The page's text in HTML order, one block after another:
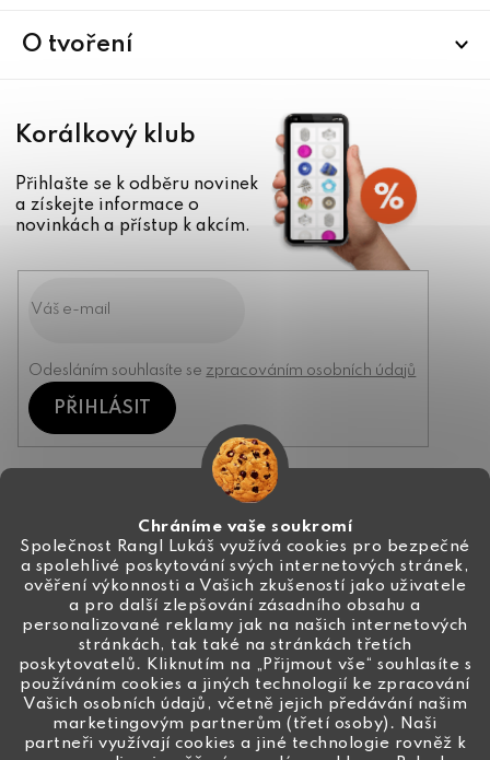
Chráníme vaše soukromí
Společnost Rangl Lukáš využívá cookies pro bezpečné
a spolehlivé poskytování svých internetových stránek,
ověření výkonnosti a Vašich zkušeností jako uživatele
a pro další zlepšování zásadního obsahu a
personalizované reklamy jak na našich internetových
stránkách, tak také na stránkách třetích
poskytovatelů. Kliknutím na „Přijmout vše“ souhlasíte s
používáním cookies a jiných technologií ke zpracování
Vašich osobních údajů, včetně jejich předávání našim
marketingovým partnerům (třetí osoby). Naši
partneři využívají cookies a jiné technologie rovněž k
O tvoření
Korálkový klub
Přihlašte se k odběru novinek
a získejte informace o
novinkách a přístup k akcím.
Odesláním souhlasíte se zpracováním osobních údajů
PŘIHLÁSIT
info@ceske-koralky.cz
+420 774 444 191